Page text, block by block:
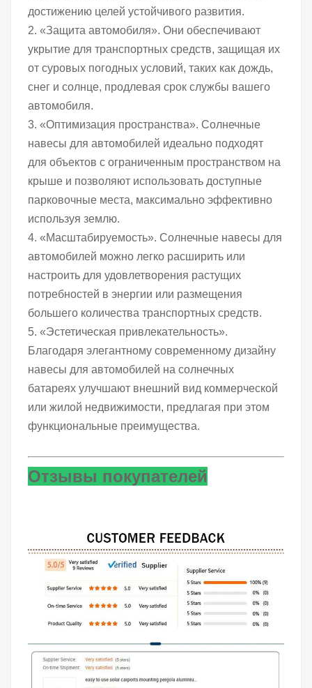
достижению целей устойчивого развития.
2. «Защита автомобиля». Они обеспечивают
укрытие для транспортных средств, защищая их
от суровых погодных условий, таких как дождь,
снег и солнце, продлевая срок службы вашего
автомобиля.
3. «Оптимизация пространства». Солнечные
навесы для автомобилей идеально подходят
для объектов с ограниченным пространством на
крыше и позволяют использовать доступные
парковочные места, максимально эффективно
используя землю.
4. «Масштабируемость». Солнечные навесы для
автомобилей можно легко расширить или
настроить для удовлетворения растущих
потребностей в энергии или размещения
большего количества транспортных средств.
5. «Эстетическая привлекательность».
Благодаря элегантному современному дизайну
навесы для автомобилей на солнечных
батареях улучшают внешний вид коммерческой
или жилой недвижимости, предлагая при этом
функциональные преимущества.
Отзывы покупателей